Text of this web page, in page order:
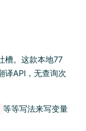
槽。这款本地77
译API，无查询次
等等写法来写变量